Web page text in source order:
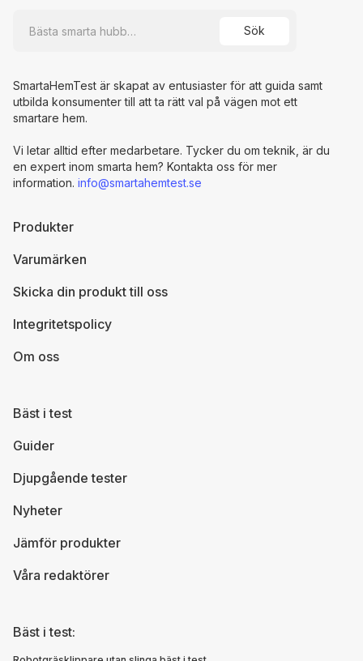
Bäst i test
Guider
Djupgående tester
Nyheter
Jämför produkter
Våra redaktörer
Produkter
Varumärken
Skicka din produkt till oss
Integritetspolicy
Om oss
SmartaHemTest är skapat av entusiaster för att guida samt
utbilda konsumenter till att ta rätt val på vägen mot ett
smartare hem.
Vi letar alltid efter medarbetare. Tycker du om teknik, är du
en expert inom smarta hem? Kontakta oss för mer
information. info@smartahemtest.se
Bäst i test: